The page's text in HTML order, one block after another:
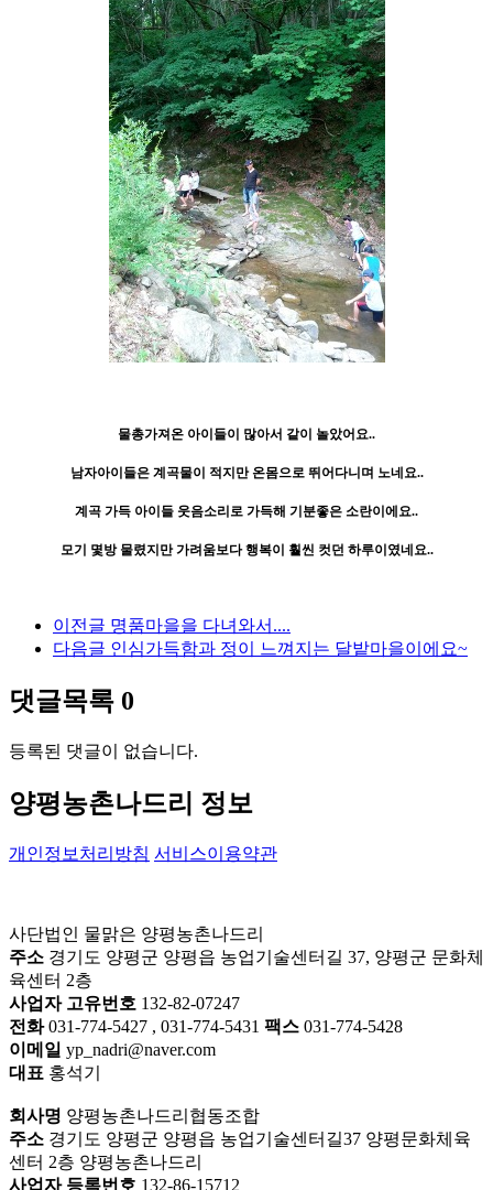
물총가져온 아이들이 많아서 같이 놀았어요..
남자아이들은 계곡물이 적지만 온몸으로 뛰어다니며 노네요..
계곡 가득 아이들 웃음소리로 가득해 기분좋은 소란이에요..
모기 몇방 물렸지만 가려움보다 행복이 훨씬 컷던 하루이였네요..
이전글 명품마을을 다녀와서....
다음글 인심가득함과 정이 느껴지는 달밭마을이에요~
댓글목록 0
등록된 댓글이 없습니다.
양평농촌나드리 정보
개인정보처리방침 서비스이용약관
사단법인 물맑은 양평농촌나드리
주소 경기도 양평군 양평읍 농업기술센터길 37, 양평군 문화체
육센터 2층
사업자 고유번호 132-82-07247
전화031-774-5427 , 031-774-5431 팩스 031-774-5428
이메일 yp_nadri@naver.com
대표 홍석기
회사명 양평농촌나드리협동조합
주소 경기도 양평군 양평읍 농업기술센터길37 양평문화체육
센터 2층 양평농촌나드리
사업자 등록번호 132-86-15712